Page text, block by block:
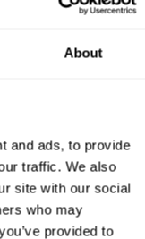
About
and ads, to provide
traffic. We also
site with our social
who may
provided to